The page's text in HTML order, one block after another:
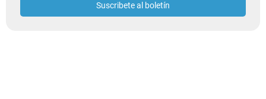
Suscribete al boletín